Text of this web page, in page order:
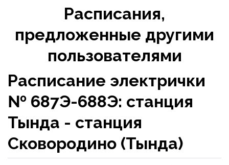
Расписания,
предложенные другими
пользователями
Расписание электрички
№ 687Э-688Э: станция
Тында - станция
Сковородино (Тында)